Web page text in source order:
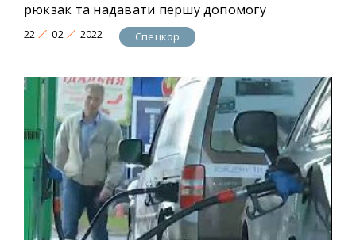
рюкзак та надавати першу допомогу
22 02 2022 Спецкор